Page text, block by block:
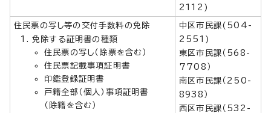
2112)
住民票の写し等の交付手数料の免除
免除する証明書の種類
住民票の写し（除票を含む）
住民票記載事項証明書
印鑑登録証明書
戸籍全部（個人）事項証明書
（除籍を含む）
中区市民課(504-
2551)
東区市民課（568-
7708）
南区市民課（250-
8938）
西区市民課（532-